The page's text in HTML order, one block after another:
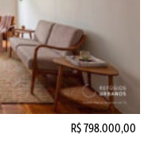
R$ 798.000,00